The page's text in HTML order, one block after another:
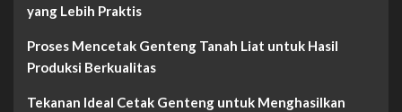
yang Lebih Praktis
Proses Mencetak Genteng Tanah Liat untuk Hasil
Produksi Berkualitas
Tekanan Ideal Cetak Genteng untuk Menghasilkan